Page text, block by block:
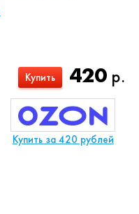
420 р.
Купить
Купить за 420 рублей